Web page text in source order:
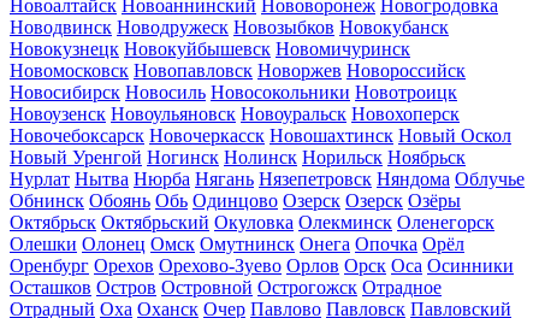
Новоалтайск Новоаннинский Нововоронеж Новогродовка
Новодвинск Новодружеск Новозыбков Новокубанск
Новокузнецк Новокуйбышевск Новомичуринск
Новомосковск Новопавловск Новоржев Новороссийск
Новосибирск Новосиль Новосокольники Новотроицк
Новоузенск Новоульяновск Новоуральск Новохоперск
Новочебоксарск Новочеркасск Новошахтинск Новый Оскол
Новый Уренгой Ногинск Нолинск Норильск Ноябрьск
Нурлат Нытва Нюрба Нягань Нязепетровск Няндома Облучье
Обнинск Обоянь Обь Одинцово Озерск Озерск Озёры
Октябрьск Октябрьский Окуловка Олекминск Оленегорск
Олешки Олонец Омск Омутнинск Онега Опочка Орёл
Оренбург Орехов Орехово-Зуево Орлов Орск Оса Осинники
Осташков Остров Островной Острогожск Отрадное
Отрадный Оха Оханск Очер Павлово Павловск Павловский